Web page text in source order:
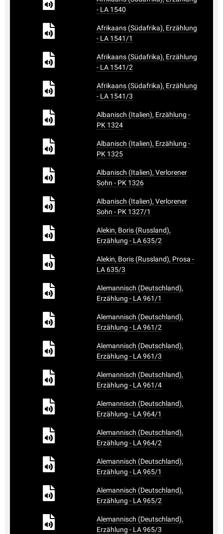
- LA 1540
Afrikaans (Südafrika), Erzählung
- LA 1541/1
Afrikaans (Südafrika), Erzählung
- LA 1541/2
Afrikaans (Südafrika), Erzählung
- LA 1541/3
Albanisch (Italien), Erzählung -
PK 1324
Albanisch (Italien), Erzählung -
PK 1325
Albanisch (Italien), Verlorener
Sohn - PK 1326
Albanisch (Italien), Verlorener
Sohn - PK 1327/1
Alekin, Boris (Russland),
Erzählung - LA 635/2
Alekin, Boris (Russland), Prosa -
LA 635/3
Alemannisch (Deutschland),
Erzählung - LA 961/1
Alemannisch (Deutschland),
Erzählung - LA 961/2
Alemannisch (Deutschland),
Erzählung - LA 961/3
Alemannisch (Deutschland),
Erzählung - LA 961/4
Alemannisch (Deutschland),
Erzählung - LA 964/1
Alemannisch (Deutschland),
Erzählung - LA 964/2
Alemannisch (Deutschland),
Erzählung - LA 965/1
Alemannisch (Deutschland),
Erzählung - LA 965/2
Alemannisch (Deutschland),
Erzählung - LA 965/3